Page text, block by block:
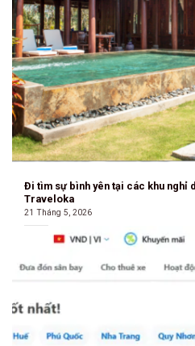
Đi tìm sự bình yên tại các khu nghỉ
Traveloka
21 Tháng 5, 2026